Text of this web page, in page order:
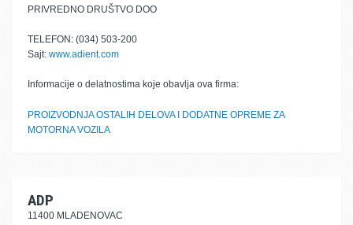
PRIVREDNO DRUŠTVO DOO
TELEFON: (034) 503-200
Sajt: www.adient.com
Informacije o delatnostima koje obavlja ova firma:
PROIZVODNJA OSTALIH DELOVA I DODATNE OPREME ZA
MOTORNA VOZILA
ADP
11400 MLADENOVAC